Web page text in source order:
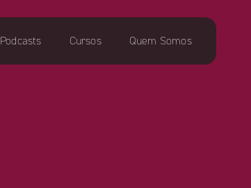
Podcasts Cursos Quem Somos